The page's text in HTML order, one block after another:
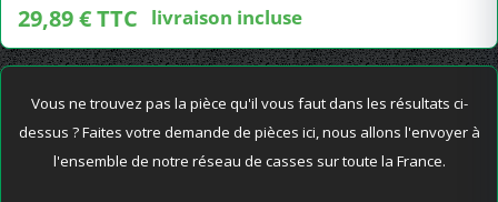
29,89 € TTC livraison incluse
Vous ne trouvez pas la pièce qu'il vous faut dans les résultats ci-
dessus ? Faites votre demande de pièces ici, nous allons l'envoyer à
l'ensemble de notre réseau de casses sur toute la France.